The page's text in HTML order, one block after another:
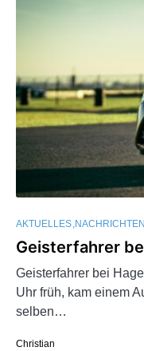
AKTUELLES NACHRICHTEN
Geisterfahrer
Geisterfahrer bei
Uhr früh, kam einem
selben…
Christian